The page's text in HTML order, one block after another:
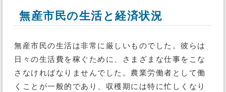
無産市民の生活と経済状況
無産市民の生活は非常に厳しいものでした。彼らは
日々の生活費を稼ぐために、さまざまな仕事をこな
さなければなりませんでした。農業労働者として働
くことが一般的であり、収穫期には特に忙しくなり